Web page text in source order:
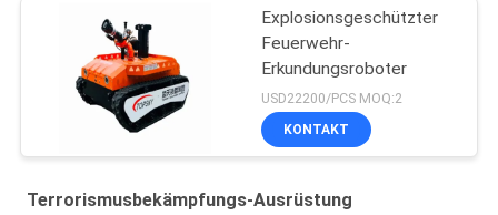
Explosionsgeschützter
Feuerwehr-
Erkundungsroboter
USD22200/PCS MOQ:2
KONTAKT
Terrorismusbekämpfungs-Ausrüstung